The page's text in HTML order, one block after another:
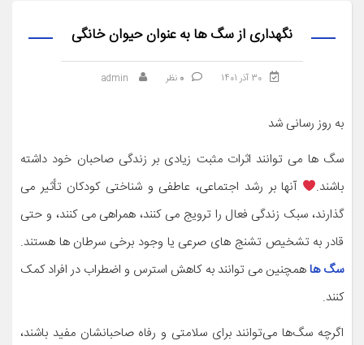
نگهداری از سگ ها به عنوان حیوان خانگی
30 آذر 1401 0 نظر
به روز رسانی شد
سگ ها می توانند اثرات مثبت زیادی بر زندگی صاحبان خود داشته
باشند.
آنها بر رشد اجتماعی، عاطفی و شناختی کودکان تأثیر می
گذارند، سبک زندگی فعال را ترویج می کنند، همراهی می کنند، و حتی
قادر به تشخیص تشنج های صرعی یا وجود برخی سرطان ها هستند.
سگ هاهمچنین می توانند به کاهش استرس و اضطراب در افراد کمک
کنند.
اگرچه سگ‌ها می‌توانند برای سلامتی و رفاه صاحبانشان مفید باشند،